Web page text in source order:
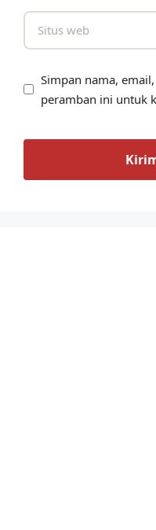
Simpan nama,
peramban ini untuk